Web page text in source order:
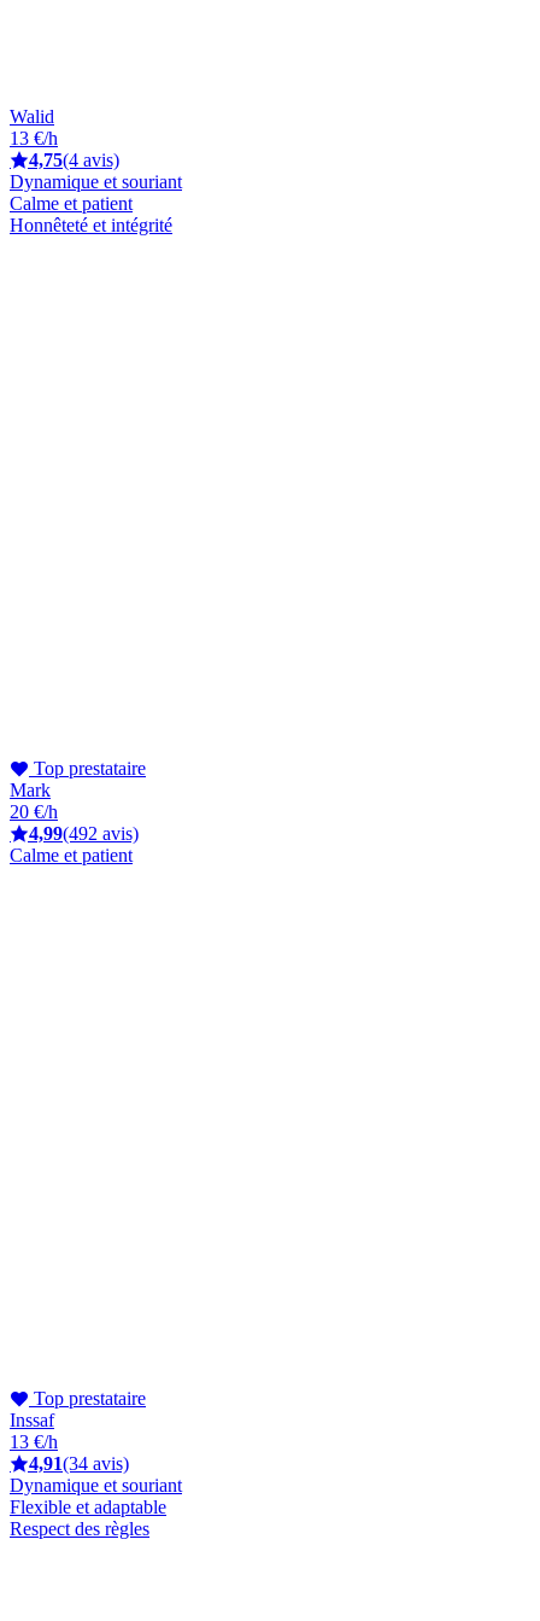
Walid
13 €/h
4,75(4 avis)
Dynamique et souriant
Calme et patient
Honnêteté et intégrité
Top prestataire
Mark
20 €/h
4,99(492 avis)
Calme et patient
Top prestataire
Inssaf
13 €/h
4,91(34 avis)
Dynamique et souriant
Flexible et adaptable
Respect des règles